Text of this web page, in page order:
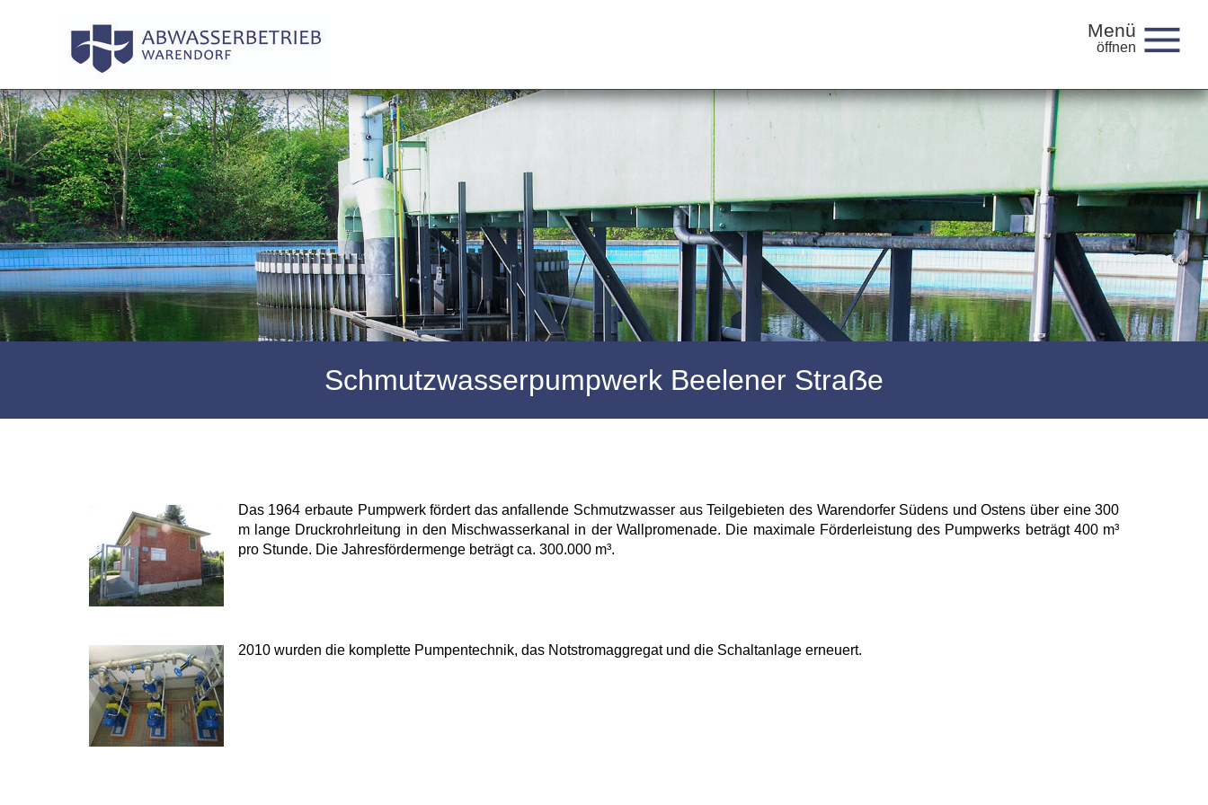
Menü
Schmutzwasserpumpwerk Beelener Straẞe
Das 1964 erbaute Pumpwerk fördert das anfallende Schmutzwasser aus Teilgebieten des Warendorfer Südens und Ostens über eine 300
m lange Druckrohrleitung in den Mischwasserkanal in der Wallpromenade. Die maximale Förderleistung des Pumpwerks beträgt 400 m³
pro Stunde. Die Jahresfördermenge beträgt ca. 300.000 m³.
2010 wurden die komplette Pumpentechnik, das Notstromaggregat und die Schaltanlage erneuert.